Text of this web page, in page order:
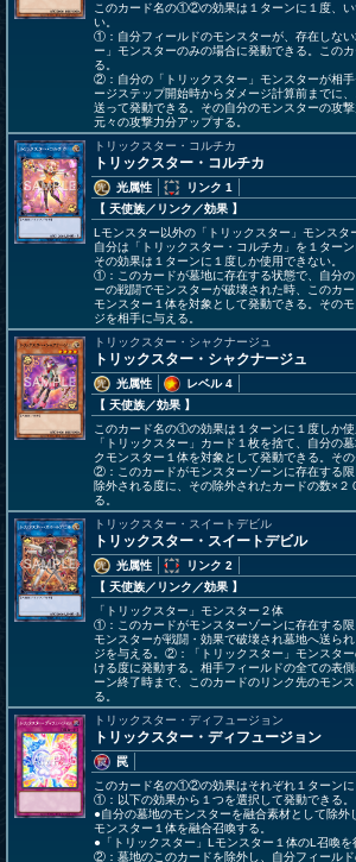
このカード名の①②の効果は１ターンに１度、
い。
①：自分フィールドのモンスターが、存在しな
ー」モンスターのみの場合に発動できる。この
る。
②：自分の「トリックスター」モンスターが相
ージステップ開始時からダメージ計算前までに
送って発動できる。その自分のモンスターの攻
元々の攻撃力分アップする。
トリックスター・コルチカ
トリックスター・コルチカ
光属性
リンク 1
【 天使族／リンク／効果 】
Lモンスター以外の「トリックスター」モンスタ
自分は「トリックスター・コルチカ」を１ター
その効果は１ターンに１度しか使用できない。
①：このカードが墓地に存在する状態で、自分
ーの戦闘でモンスターが破壊された時、このカ
モンスター１体を対象として発動できる。その
ジを相手に与える。
トリックスター・シャクナージュ
トリックスター・シャクナージュ
光属性
レベル 4
【 天使族／効果 】
このカード名の①の効果は１ターンに１度しか
「トリックスター」カード１枚を捨て、自分の
クモンスター１体を対象として発動できる。そ
②：このカードがモンスターゾーンに存在する
除外される度に、その除外されたカードの数×２
る。
トリックスター・スイートデビル
トリックスター・スイートデビル
光属性
リンク 2
【 天使族／リンク／効果 】
「トリックスター」モンスター２体
①：このカードがモンスターゾーンに存在する
モンスターが戦闘・効果で破壊され墓地へ送ら
ジを与える。②：「トリックスター」モンスタ
ける度に発動する。相手フィールドの全ての表
ーン終了時まで、このカードのリンク先のモン
る。
トリックスター・ディフュージョン
トリックスター・ディフュージョン
罠
このカード名の①②の効果はそれぞれ１ターンに
①：以下の効果から１つを選択して発動できる。
●自分の墓地のモンスターを融合素材として除外
モンスター１体を融合召喚する。
●「トリックスター」Lモンスター１体のL召喚を
②：墓地のこのカードを除外し、自分フィール